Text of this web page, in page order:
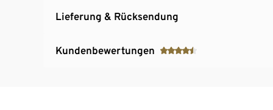
Lieferung & Rücksendung
Kundenbewertungen